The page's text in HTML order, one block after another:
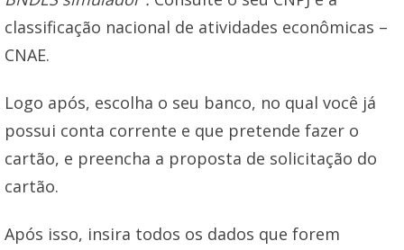
classificação nacional de atividades econômicas –
CNAE.
Logo após, escolha o seu banco, no qual você já
possui conta corrente e que pretende fazer o
cartão, e preencha a proposta de solicitação do
cartão.
Após isso, insira todos os dados que forem